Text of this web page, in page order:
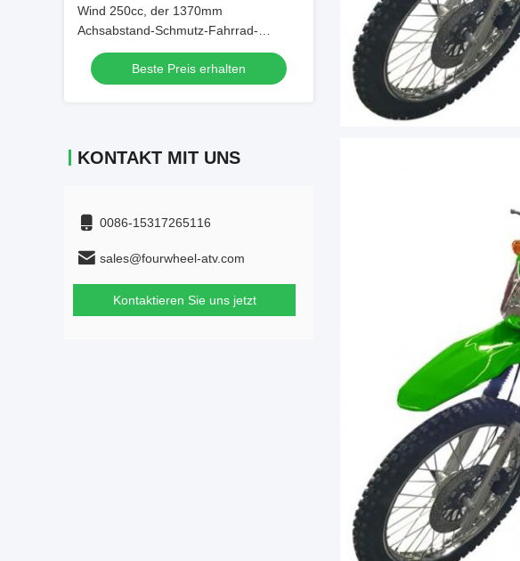
Wind 250cc, der 1370mm
Achsabstand-Schmutz-Fahrrad-
Motorrad abkühlt
Beste Preis erhalten
KONTAKT MIT UNS
0086-15317265116
sales@fourwheel-atv.com
Kontaktieren Sie uns jetzt